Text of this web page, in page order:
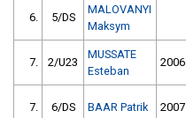
6. 5/DS
MALOVANYI
Maksym
7. 2/U23
MUSSATE
Esteban
2006
7. 6/DS BAAR Patrik 2007